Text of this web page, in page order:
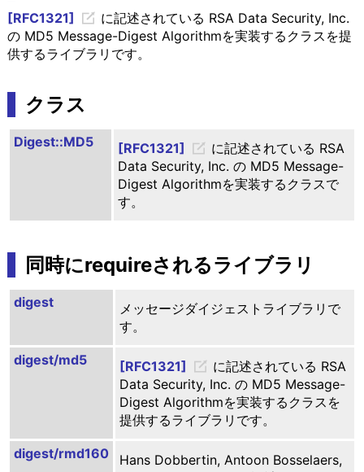
[RFC1321]
に記述されている RSA Data Security, Inc.
の MD5 Message-Digest Algorithmを実装するクラスを提
供するライブラリです。
クラス
Digest::MD5 [RFC1321]
に記述されている RSA
Data Security, Inc. の MD5 Message-
Digest Algorithmを実装するクラスで
す。
同時にrequireされるライブラリ
digest
メッセージダイジェストライブラリで
す。
digest/md5 [RFC1321]
に記述されている RSA
Data Security, Inc. の MD5 Message-
Digest Algorithmを実装するクラスを
提供するライブラリです。
digest/rmd160
Hans Dobbertin, Antoon Bosselaers,